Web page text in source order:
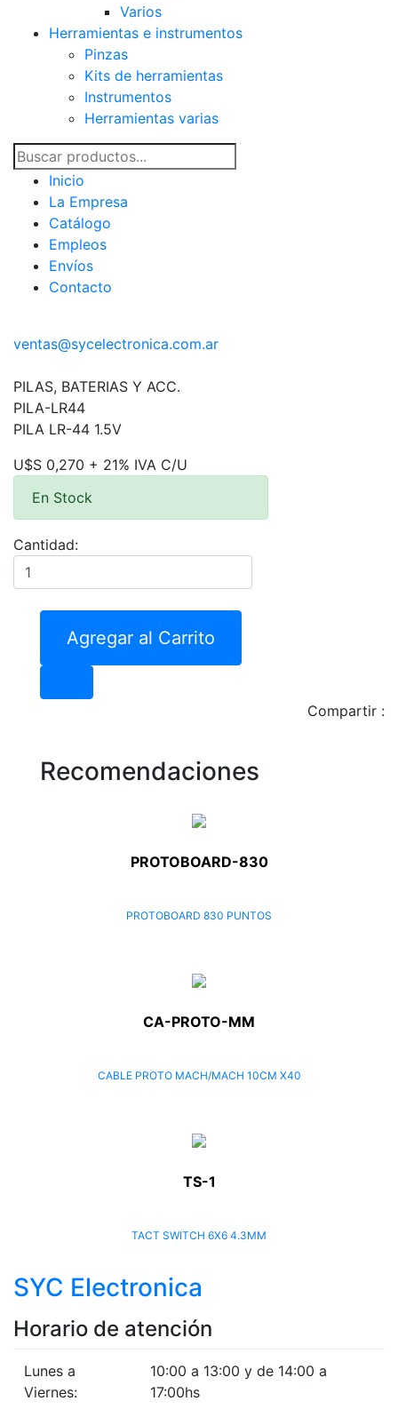
Varios
Herramientas e instrumentos
Pinzas
Kits de herramientas
Instrumentos
Herramientas varias
Inicio
La Empresa
Catálogo
Empleos
Envíos
Contacto
ventas@sycelectronica.com.ar
PILAS, BATERIAS Y ACC.
PILA-LR44
PILA LR-44 1.5V
U$S 0,270 + 21% IVA C/U
En Stock
Cantidad:
Agregar al Carrito
Compartir :
Recomendaciones
PROTOBOARD-830
PROTOBOARD 830 PUNTOS
CA-PROTO-MM
CABLE PROTO MACH/MACH 10CM X40
TS-1
TACT SWITCH 6X6 4.3MM
SYC Electronica
Horario de atención
Lunes a
Viernes:
10:00 a 13:00 y de 14:00 a
17:00hs